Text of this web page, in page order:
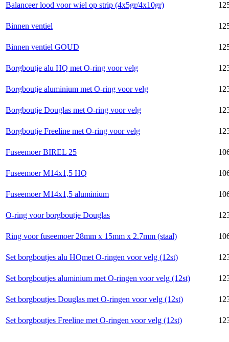
Balanceer lood voor wiel op strip (4x5gr/4x10gr)
Binnen ventiel
Binnen ventiel GOUD
Borgboutje alu HQ met O-ring voor velg
Borgboutje aluminium met O-ring voor velg
Borgboutje Douglas met O-ring voor velg
Borgboutje Freeline met O-ring voor velg
Fuseemoer BIREL 25
Fuseemoer M14x1,5 HQ
Fuseemoer M14x1,5 aluminium
O-ring voor borgboutje Douglas
Ring voor fuseemoer 28mm x 15mm x 2.7mm (staal)
Set borgboutjes alu HQmet O-ringen voor velg (12st)
Set borgboutjes aluminium met O-ringen voor velg (12st)
Set borgboutjes Douglas met O-ringen voor velg (12st)
Set borgboutjes Freeline met O-ringen voor velg (12st)